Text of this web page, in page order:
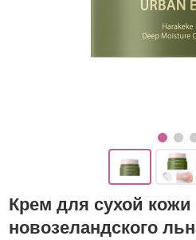
Крем для сухой кожи
новозеландского